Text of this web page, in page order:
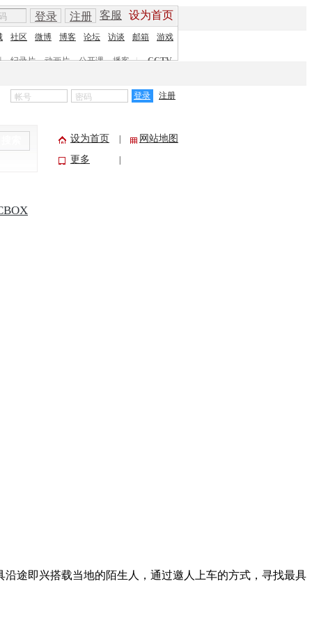
客服 设为首页
登录 注册
社区 微博 博客 论坛 访谈 邮箱 游戏
纪录片 动画片 公开课 播客 | CCTV
登录 注册
设为首页
网站地图
更多
途即兴搭载当地的陌生人，通过邀人上车的方式，寻找最具